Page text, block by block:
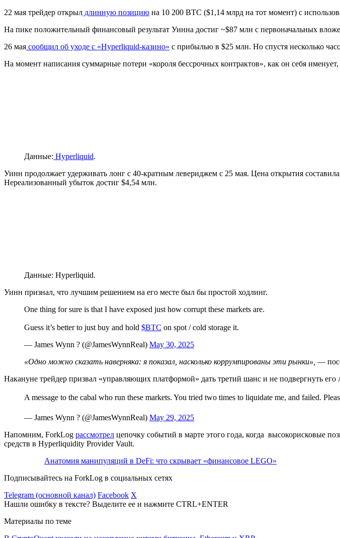
22 мая трейдер открыл длинную позицию на 10 200 BTC ($1,14 млрд на тот момент) с
На пике положительный финансовый результат Уинна достиг ~$87 млн с первоначальных
26 мая сообщил об уходе с «Hyperliquid-казино» с прибылью в $25 млн. Но спустя несколько
На момент написания суммарные потери «короля бессрочных контрактов», как он себя
Данные: Hyperliquid.
Уинн продолжает удерживать лонг с 40-кратным левериджем с 25 мая. Цена открытия
Нереализованный убыток достиг $4,54 млн.
Данные: Hyperliquid.
Уинн признал, что лучшим решением на его месте был бы простой ходлинг.
One thing for sure is that I have exposed just how corrupt these markets are.
Guess it’s better to just buy and hold $BTC on spot / cold storage it.
— James Wynn ? (@JamesWynnReal) May 30, 2025
«Одно можно сказать наверняка: я показал, насколько коррумпированы эти рынки», —
Накануне трейдер призвал «управляющих платформой» дать третий шанс и не подвергнуть
A message to the cabal who run these markets. You tried two times to liquidate me, and failed.
— James Wynn ? (@JamesWynnReal) May 29, 2025
Напомним, ForkLog рассмотрел цепочку событий в марте этого года, когда высокорисковые
средств в Hyperliquidity Provider Vault.
Анатомия манипуляций в DeFi: что скрывает «финансовое LEGO»
Подписывайтесь на ForkLog в социальных сетях
Telegram (основной канал) Facebook X
Нашли ошибку в тексте? Выделите ее и нажмите CTRL+ENTER
Материалы по теме